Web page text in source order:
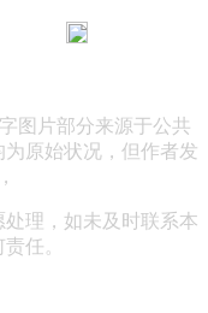
图片部分来源于公共
原始状况，但作者发
理，如未及时联系本
任。